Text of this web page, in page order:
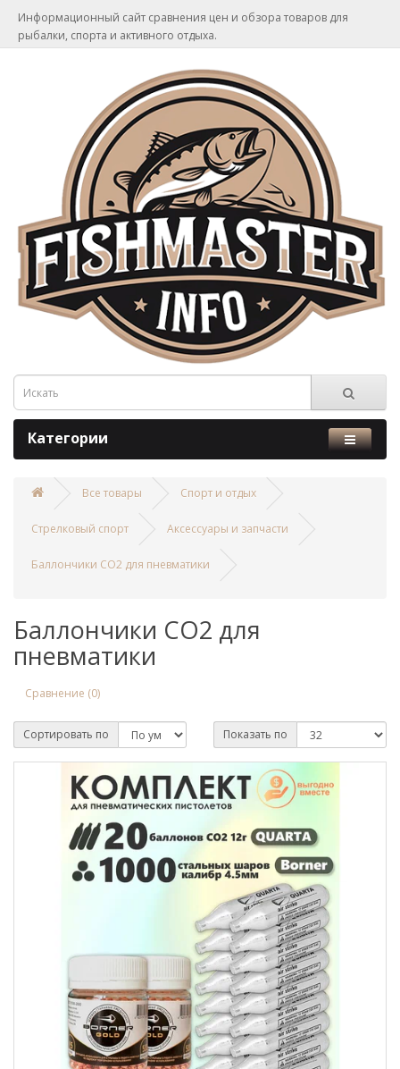
Информационный сайт сравнения цен и обзора товаров для
рыбалки, спорта и активного отдыха.
Категории
Все товары Спорт и отдых
Стрелковый спорт Аксессуары и запчасти
Баллончики СО2 для пневматики
Баллончики СО2 для
пневматики
Сравнение (0)
Сортировать по Показать по